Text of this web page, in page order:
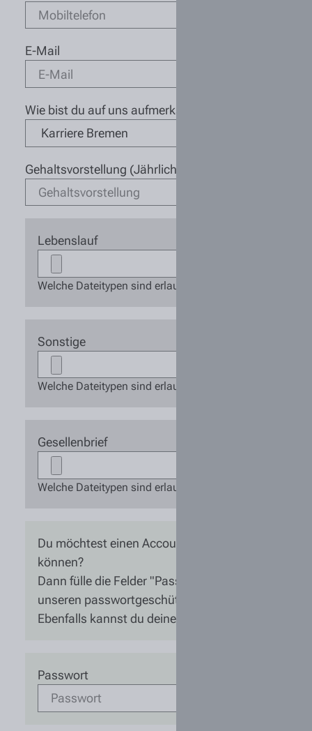
E-Mail
Wie bist du auf uns aufmerksam geworden?
Gehaltsvorstellung (Jährlich)
Lebenslauf
Welche Dateitypen sind erlaubt zum Upload auf den
Sonstige
Welche Dateitypen sind erlaubt zum Upload auf den
Gesellenbrief
Welche Dateitypen sind erlaubt zum Upload auf den
Du möchtest einen Account anlegen um den
können?
Dann fülle die Felder "Passwort" aus und wir
unseren passwortgeschützten Bereich und deine
Ebenfalls kannst du deine Bewerbung
Passwort